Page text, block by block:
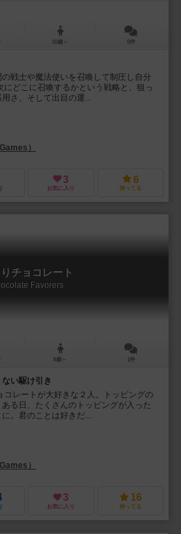
10歳～ 0件
戦士や魔法使いを召喚して制圧し自分
どこに召喚するかという戦略と、狙っ
さ、そして出目の運...
）
3
お気に入り
6
持ってる
チョコレート
Favorers
8歳～ 1件
い駆け引き
コレートが大好きな２人。トッピングの
る日、たくさんのトッピングが入った
。君のことは好きだ...
）
3
お気に入り
16
持ってる